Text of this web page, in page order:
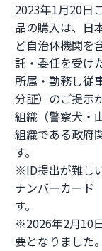
2023年1月20日
品の購入は、日
ど自治体機関を
託・委任を受け
所属・勤務し従
分証）のご提示
組織（警察犬・
組織である政府
す。
※ID提出が難し
ナンバーカード
す。
※2026年2月10
要となりました。